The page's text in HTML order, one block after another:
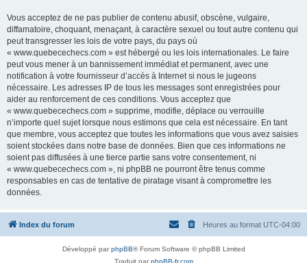
Vous acceptez de ne pas publier de contenu abusif, obscène, vulgaire,
diffamatoire, choquant, menaçant, à caractère sexuel ou tout autre contenu qui
peut transgresser les lois de votre pays, du pays où
« www.quebecechecs.com » est hébergé ou les lois internationales. Le faire
peut vous mener à un bannissement immédiat et permanent, avec une
notification à votre fournisseur d’accès à Internet si nous le jugeons
nécessaire. Les adresses IP de tous les messages sont enregistrées pour
aider au renforcement de ces conditions. Vous acceptez que
« www.quebecechecs.com » supprime, modifie, déplace ou verrouille
n’importe quel sujet lorsque nous estimons que cela est nécessaire. En tant
que membre, vous acceptez que toutes les informations que vous avez saisies
soient stockées dans notre base de données. Bien que ces informations ne
soient pas diffusées à une tierce partie sans votre consentement, ni
« www.quebecechecs.com », ni phpBB ne pourront être tenus comme
responsables en cas de tentative de piratage visant à compromettre les
données.
Index du forum Heures au format UTC-04:00
Développé parphpBB® Forum Software © phpBB Limited
Traduit parphpBB-fr.com